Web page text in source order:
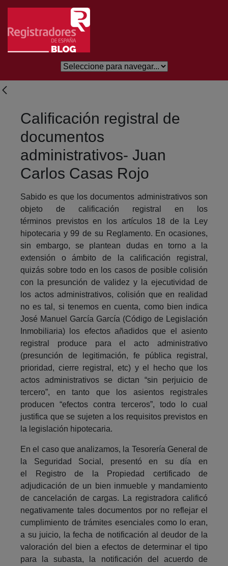
Saltar al contenido principal
Calificación registral de
documentos
administrativos- Juan
Carlos Casas Rojo
Sabido es que los documentos administrativos son
objeto de calificación registral en los
términos previstos en los artículos 18 de la Ley
hipotecaria y 99 de su Reglamento. En ocasiones,
sin embargo, se plantean dudas en torno a la
extensión o ámbito de la calificación registral,
quizás sobre todo en los casos de posible colisión
con la presunción de validez y la ejecutividad de
los actos administrativos, colisión que en realidad
no es tal, si tenemos en cuenta, como bien indica
José Manuel García García (Código de Legislación
Inmobiliaria) los efectos añadidos que el asiento
registral produce para el acto administrativo
(presunción de legitimación, fe pública registral,
prioridad, cierre registral, etc) y el hecho que los
actos administrativos se dictan “sin perjuicio de
tercero”, en tanto que los asientos registrales
producen “efectos contra terceros”, todo lo cual
justifica que se sujeten a los requisitos previstos en
la legislación hipotecaria.
En el caso que analizamos, la Tesorería General de
la Seguridad Social, presentó en su día en
el Registro de la Propiedad certificado de
adjudicación de un bien inmueble y mandamiento
de cancelación de cargas. La registradora calificó
negativamente tales documentos por no reflejar el
cumplimiento de trámites esenciales como lo eran,
a su juicio, la fecha de notificación al deudor de la
valoración del bien a efectos de determinar el tipo
para la subasta, la notificación del acuerdo de